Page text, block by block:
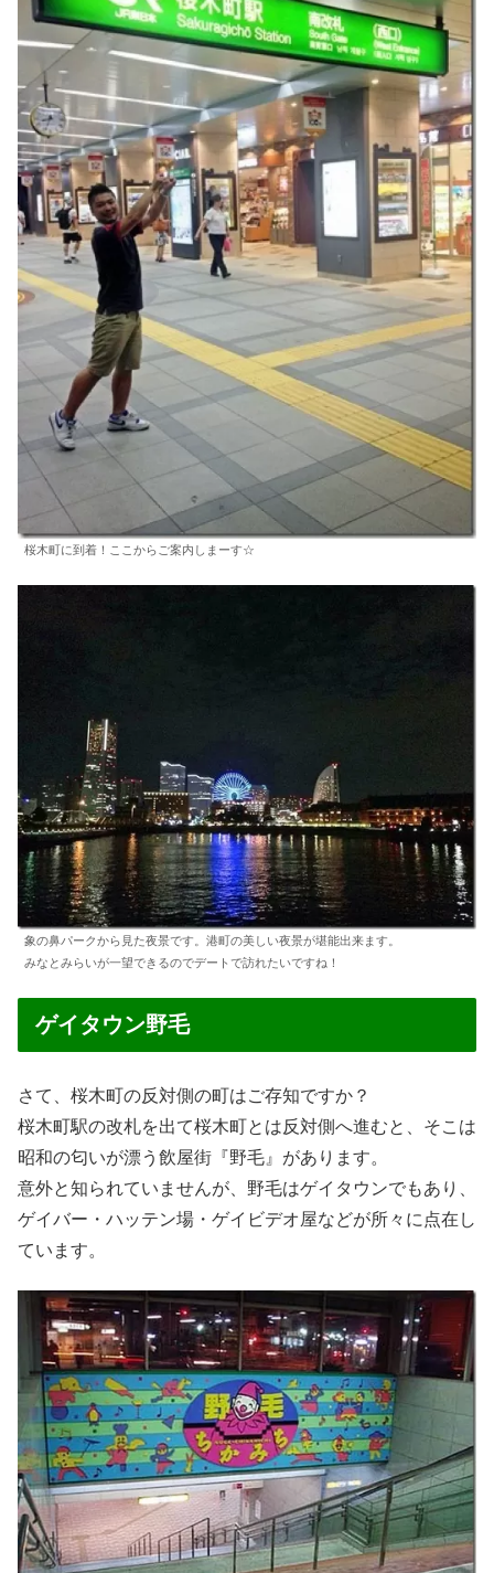
桜木町に到着！ここからご案内しまーす☆
象の鼻パークから見た夜景です。港町の美しい夜景が堪能出来ます。
みなとみらいが一望できるのでデートで訪れたいですね！
ゲイタウン野毛
さて、桜木町の反対側の町はご存知ですか？
桜木町駅の改札を出て桜木町とは反対側へ進むと、そこは
昭和の匂いが漂う飲屋街『野毛』があります。
意外と知られていませんが、野毛はゲイタウンでもあり、
ゲイバー・ハッテン場・ゲイビデオ屋などが所々に点在し
ています。